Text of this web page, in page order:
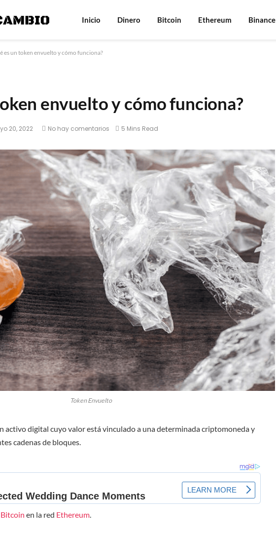
Inicio Dinero Bitcoin Ethereum Binance
es un token envuelto y cómo funciona?
envuelto y cómo funciona?
20, 2022 No hay comentarios 5 Mins Read
Token Envuelto
activo digital cuyo valor está vinculado a una determinada criptomoneda y
cadenas de bloques.
Bitcoin en la red Ethereum